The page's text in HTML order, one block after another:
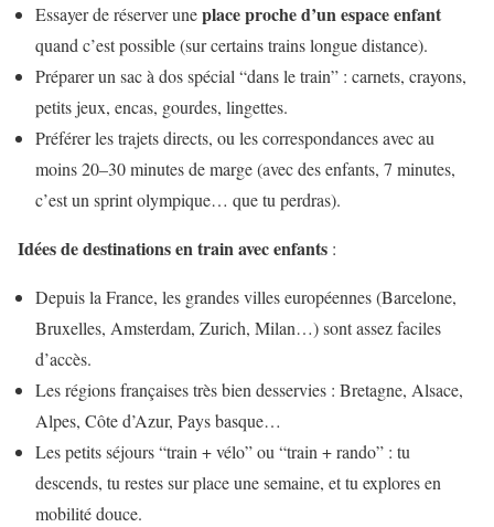
Essayer de réserver uneplace proche d’un espace enfant
quand c’est possible (sur certains trains longue distance).
Préparer un sac à dos spécial “dans le train” : carnets, crayons,
petits jeux, encas, gourdes, lingettes.
Préférer les trajets directs, ou les correspondances avec au
moins 20–30 minutes de marge (avec des enfants, 7 minutes,
c’est un sprint olympique… que tu perdras).
Idées de destinations en train avec enfants :
Depuis la France, les grandes villes européennes (Barcelone,
Bruxelles, Amsterdam, Zurich, Milan…) sont assez faciles
d’accès.
Les régions françaises très bien desservies : Bretagne, Alsace,
Alpes, Côte d’Azur, Pays basque…
Les petits séjours “train + vélo” ou “train + rando” : tu
descends, tu restes sur place une semaine, et tu explores en
mobilité douce.